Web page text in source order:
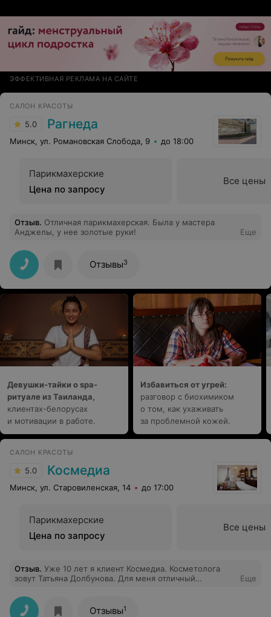
ЭФФЕКТИВНАЯ РЕКЛАМА НА САЙТЕ
САЛОН КРАСОТЫ
5.0 Рагнеда
Минск, ул. Романовская Слобода, 9 до 18:00
Парикмахерские
Цена по запросу
Все цены
Отзыв. Отличная парикмахерская. Была у мастера
Анджелы, у нее золотые руки!
Еще
Отзывы3
Девушки-тайки о spa-
ритуале из Таиланда,
клиентах-белорусах
и мотивации в работе.
Избавиться от угрей:
разговор с биохимиком
о том, как ухаживать
за проблемной кожей.
САЛОН КРАСОТЫ
5.0 Космедиа
Минск, ул. Старовиленская, 14 до 17:00
Парикмахерские
Цена по запросу
Все цены
Отзыв. Уже 10 лет я клиент Космедиа. Косметолога
зовут Татьяна Долбунова. Для меня отличный
косметолога - состояние моей кожи, при знакомстве
мне "дают" на 10 лет меньше. Меня это радует.
Еще
Отзывы1